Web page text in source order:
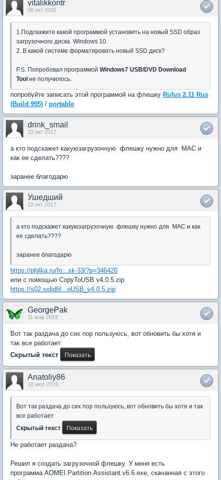
vitalikkontr
06 окт 2016
1.Подскажите какой программой установить на новый SSD образ
загрузочного диска Windows 10.
2. В какой системе форматировать новый SSD диск?
P.S. Попробовал программой Windows7 USB/DVD Download
Tool не получилось.
попробуйте записать этой программой на флешку Rufus 2.11 Rus
(Build 995) / portable
drink_smail
22 окт 2017
а кто подскажет какуюзагрузочную флешку нужно для MAC и
как ее сделать????
заранее благодарю
Ушедший
22 окт 2017
а кто подскажет какуюзагрузочную флешку нужно для MAC и как
ее сделать????
заранее благодарю
https://philka.ru/fo...sk-33/?p=346420
или с помощью CopyToUSB v4.0.5.zip
https://s02.solidfil...oUSB_v4.0.5.zip
GeorgePak
11 мар 2019
Вот так раздача до сих пор пользуюсь, вот обновить бы хотя и
так все работает
Скрытый текст
Anatoliy86
10 июл 2019
Вот так раздача до сих пор пользуюсь, вот обновить бы хотя и так
все работает
Скрытый текст
Не работает раздача?
Решил я создать загрузочной флешку. У меня есть
программа AOMEI.Partition.Assistant.v6.6.exe, скачанная с этого